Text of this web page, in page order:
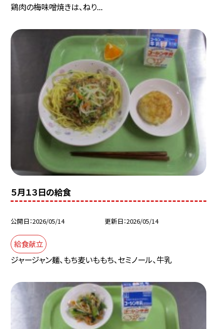
鶏肉の梅味噌焼きは、ねり...
５月１３日の給食
公開日 2026/05/14 更新日 2026/05/14
給食献立
ジャージャン麺、もち麦いももち、セミノール、牛乳